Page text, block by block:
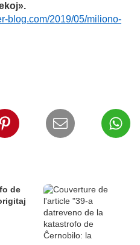
blog.com/2019/05/miliono-
de